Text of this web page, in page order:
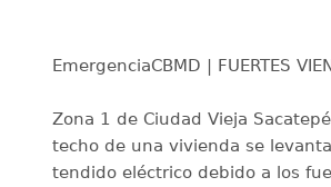
EmergenciaCBMD | FUERTES
Zona 1 de Ciudad Vieja
techo de una vivienda se
tendido eléctrico debido a los